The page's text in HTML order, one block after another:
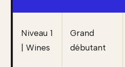
Niveau 1
| Wines
Grand
débutant